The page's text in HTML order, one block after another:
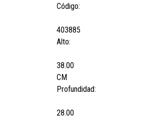
Código:
403885
Alto:
38.00
CM
Profundidad:
28.00